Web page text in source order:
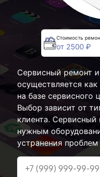
Стоимость
от 2500 ₽
Сервисный ремонт
осуществляется
на базе сервисного
Выбор зависит от
клиента. Сервисный
нужным
устранения